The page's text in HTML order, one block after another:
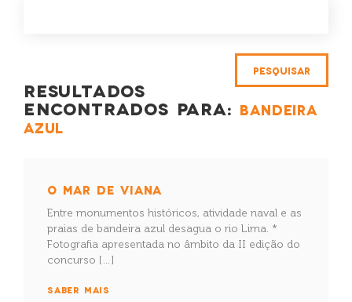
RESULTADOS
ENCONTRADOS PARA: BANDEIRA
AZUL
O MAR DE VIANA
Entre monumentos históricos, atividade naval e as
praias de bandeira azul desagua o rio Lima. *
Fotografia apresentada no âmbito da II edição do
concurso […]
SABER MAIS